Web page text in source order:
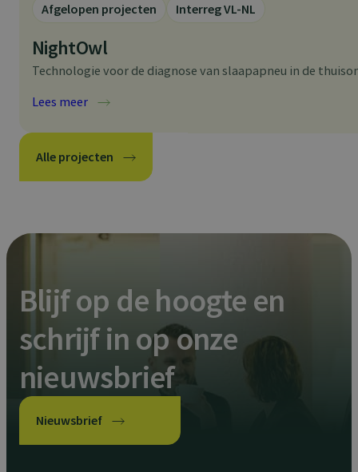
Afgelopen projecten Interreg VL-NL
NightOwl
Technologie voor de diagnose van slaapapneu in de
Lees meer:
Alle projecten
Blijf op de hoogte en
schrijf in op onze
nieuwsbrief
Nieuwsbrief